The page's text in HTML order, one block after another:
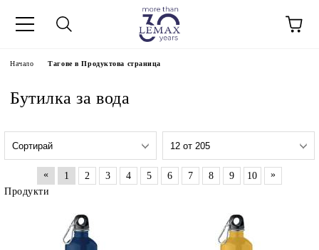
Начало Тагове в Продуктова страница
Бутилка за вода
« 1 2 3 4 5 6 7 8 9 10
»
Продукти